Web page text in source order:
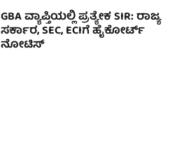
GBA ವ್ಯಾಪ್ತಿಯಲ್ಲಿ ಪ್ರತ್ಯೇಕ SIR: ರಾಜ್ಯ
ಸರ್ಕಾರ, SEC, ECIಗೆ ಹೈಕೋರ್ಟ್
ನೋಟಿಸ್